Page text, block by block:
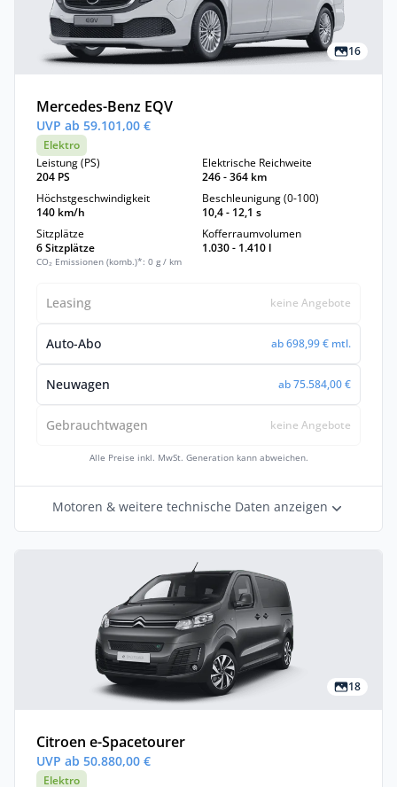
16
Mercedes-Benz EQV
UVP ab 59.101,00 €
Elektro
Leistung (PS)
204 PS
Elektrische Reichweite
246 - 364 km
Höchstgeschwindigkeit
140 km/h
Beschleunigung (0-100)
10,4 - 12,1 s
Sitzplätze
6 Sitzplätze
Kofferraumvolumen
1.030 - 1.410 l
CO₂ Emissionen (komb.)*: 0 g / km
Leasing keine Angebote
Auto-Abo ab 698,99 € mtl.
Neuwagen ab 75.584,00 €
Gebrauchtwagen keine Angebote
Alle Preise inkl. MwSt. Generation kann abweichen.
Motoren & weitere technische Daten anzeigen
18
Citroen e-Spacetourer
UVP ab 50.880,00 €
Elektro